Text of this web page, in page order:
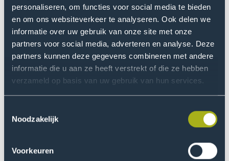
personaliseren, om functies voor social media te bieden
en om ons websiteverkeer te analyseren. Ook delen we
informatie over uw gebruik van onze site met onze
partners voor social media, adverteren en analyse. Deze
partners kunnen deze gegevens combineren met andere
informatie die u aan ze heeft verstrekt of die ze hebben
verzameld op basis van uw gebruik van hun services.
Noodzakelijk
Voorkeuren
Evenement
datum
vanaf
okt
Evenement
naam
Proeflessen
Go
to
Proeflessen
eventEvenement
8
okt Evenement
Go
Voorlichtingssessie
Evenement
datum
nov naam
Go